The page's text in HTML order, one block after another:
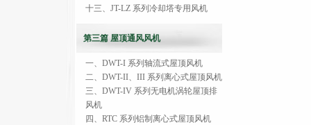
十三、JT-LZ 系列冷却塔专用风机
第三篇 屋顶通风风机
一、DWT-I 系列轴流式屋顶风机
二、DWT-II、III 系列离心式屋顶风机
三、DWT-IV 系列无电机涡轮屋顶排
风机
四、RTC 系列铝制离心式屋顶风机